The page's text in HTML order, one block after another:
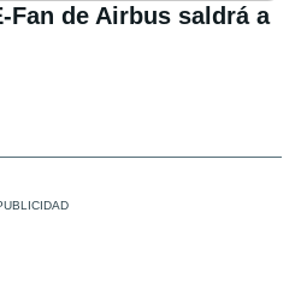
Fan de Airbus saldrá a